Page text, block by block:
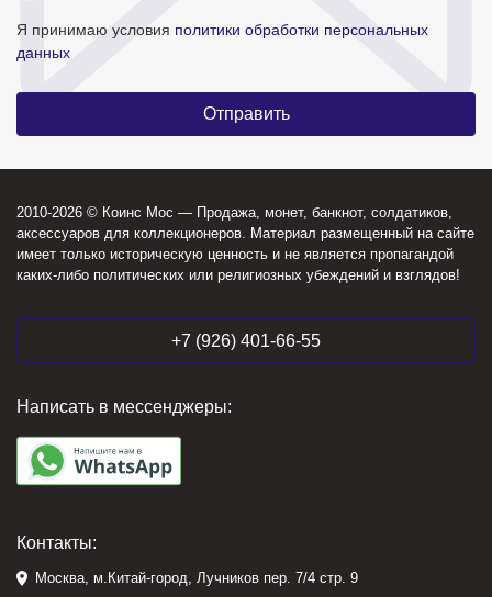
Я принимаю условия политики обработки персональных
данных
2010-2026 © Коинс Мос — Продажа, монет, банкнот, солдатиков,
аксессуаров для коллекционеров. Материал размещенный на сайте
имеет только историческую ценность и не является пропагандой
каких-либо политических или религиозных убеждений и взглядов!
+7 (926) 401-66-55
Написать в мессенджеры:
Контакты:
Москва, м.Китай-город, Лучников пер. 7/4 стр. 9